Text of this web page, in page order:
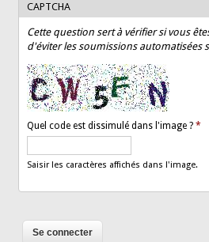
CAPTCHA
Cette question sert à vérifier si vous
d'éviter les soumissions automatisées
Quel code est dissimulé dans l'image ?*
Saisir les caractères affichés dans l'image.